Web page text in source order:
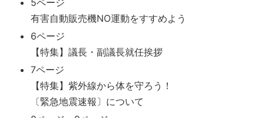
有害自動販売機NO運動をすすめよう
6ページ
【特集】議長・副議長就任挨拶
7ページ
【特集】紫外線から体を守ろう！
〔緊急地震速報〕について